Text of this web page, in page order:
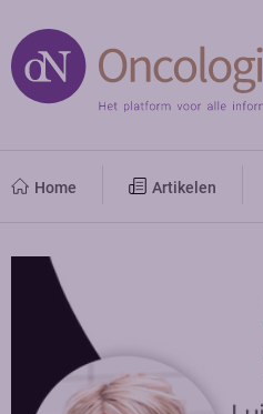
Home Artikelen